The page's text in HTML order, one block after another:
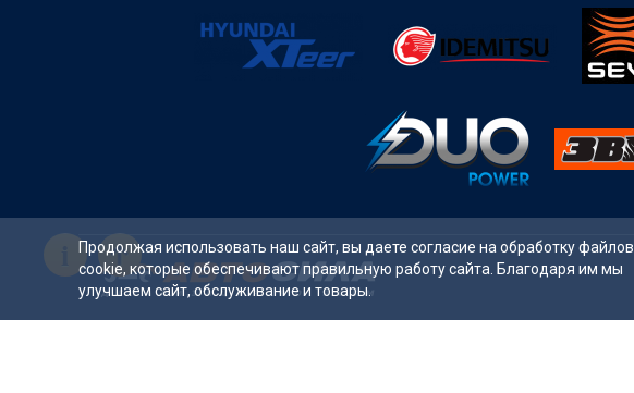
Продолжая использовать наш сайт, вы даете согласие на обработку файлов
cookie, которые обеспечивают правильную работу сайта. Благодаря им мы
улучшаем сайт, обслуживание и товары.